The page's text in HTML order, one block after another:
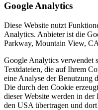
Google Analytics
Diese Website nutzt
Analytics. Anbieter ist die
Parkway, Mountain View,
Google Analytics verwendet
Textdateien, die auf Ihrem
eine Analyse der Benutzung
Die durch den Cookie
dieser Website werden in
den USA übertragen und dort